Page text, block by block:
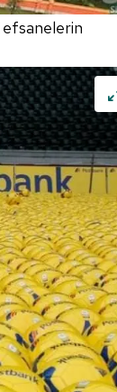
Aydınlatma
efsanelerin